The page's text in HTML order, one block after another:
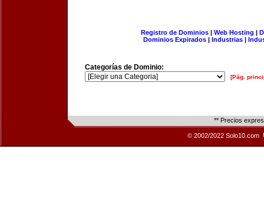
Registro de Dominios| Web Hosting |
Dominios Expirados | Industrias |
Categorías de Dominio:
[Pág.
** Precios
© 2002/2022 Solo10.com